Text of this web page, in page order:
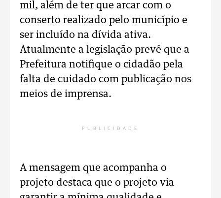
mil, além de ter que arcar com o
conserto realizado pelo município e
ser incluído na dívida ativa.
Atualmente a legislação prevê que a
Prefeitura notifique o cidadão pela
falta de cuidado com publicação nos
meios de imprensa.
PUBLICIDADE
A mensagem que acompanha o
projeto destaca que o projeto via